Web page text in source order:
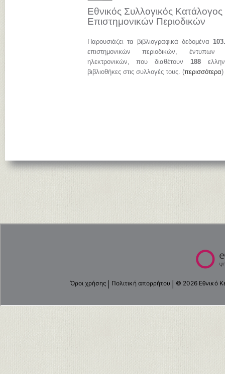
Εθνικός Συλλογικός Κατάλογος
Επιστημονικών Περιοδικών
Παρουσιάζει τα βιβλιογραφικά δεδομένα
επιστημονικών περιοδικών, έντυπων
ηλεκτρονικών, που διαθέτουν 188
βιβλιοθήκες στις συλλογές τους. (περισσότερα)